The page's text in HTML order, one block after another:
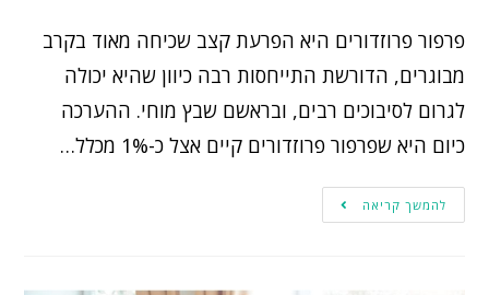
פרפור פרוזדורים היא הפרעת קצב שכיחה מאוד בקרב
מבוגרים, הדורשת התייחסות רבה כיוון שהיא יכולה
לגרום לסיבוכים רבים, ובראשם שבץ מוחי. ההערכה
כיום היא שפרפור פרוזדורים קיים אצל כ-1% מכלל…
להמשך קריאה